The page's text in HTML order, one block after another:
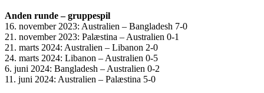
Anden runde – gruppespil
16. november 2023: Australien – Bangladesh 7-0
21. november 2023: Palæstina – Australien 0-1
21. marts 2024: Australien – Libanon 2-0
24. marts 2024: Libanon – Australien 0-5
6. juni 2024: Bangladesh – Australien 0-2
11. juni 2024: Australien – Palæstina 5-0